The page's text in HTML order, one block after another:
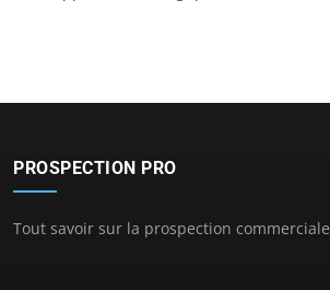
PROSPECTION PRO
Tout savoir sur la prospection commerciale